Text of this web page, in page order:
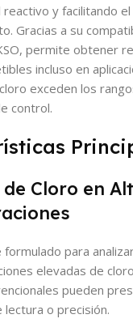
y facilitando el
Gracias a su
permite obtener
incluso en
exceden los
control.
Cloro en
formulado para
elevadas de
pueden
lectura o precisión.